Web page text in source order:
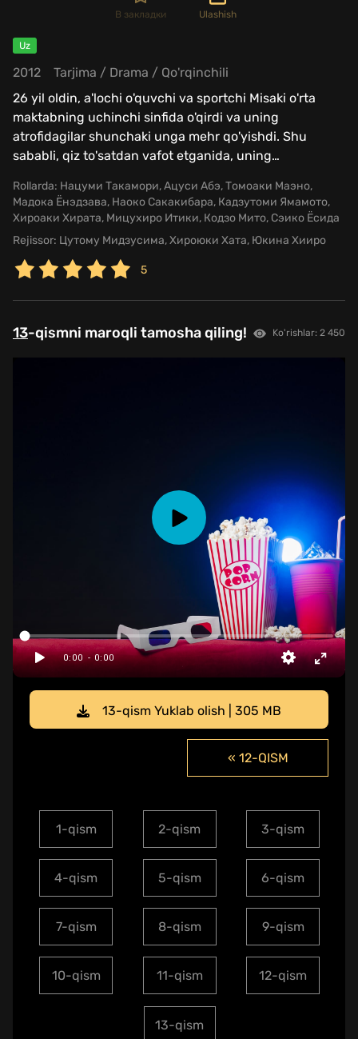
В закладки Ulashish
Uz
2012 Tarjima / Drama / Qo'rqinchili
26 yil oldin, a'lochi o'quvchi va sportchi Misaki o'rta
maktabning uchinchi sinfida o'qirdi va uning
atrofidagilar shunchaki unga mehr qo'yishdi. Shu
sababli, qiz to'satdan vafot etganida, uning…
Rollarda: Нацуми Такамори, Ацуси Абэ, Томоаки Маэно,
Мадока Ёнэдзава, Наоко Сакакибара, Кадзутоми Ямамото,
Хироаки Хирата, Мицухиро Итики, Кодзо Мито, Сэико Ёсида
Rejissor: Цутому Мидзусима, Хироюки Хата, Юкина Хииро
5
13-qismni maroqli tamosha qiling! Ko'rishlar: 2 450
13-qism Yuklab olish | 305 MB
« 12-QISM
1-qism 2-qism 3-qism
4-qism 5-qism 6-qism
7-qism 8-qism 9-qism
10-qism 11-qism 12-qism
13-qism